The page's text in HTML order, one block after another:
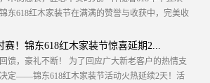
东618红木家装节在满满的赞誉与收获中，完美收
赛！锦东618红木家装节惊喜延期2...
，豪礼不断！ 为了回应广大新老客户的热情支
定——锦东618红木家装节活动火热延续2天！活